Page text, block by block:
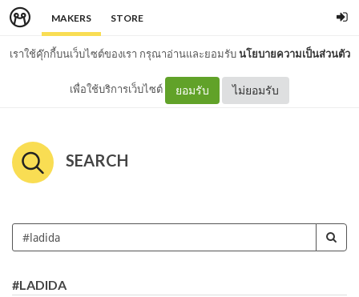
MAKERS STORE
เราใช้คุ๊กกี้บนเว็บไซต์ของเรา กรุณาอ่านและยอมรับนโยบายความเป็นส่วนตัว
เพื่อใช้บริการเว็บไซต์ ยอมรับ ไม่ยอมรับ
SEARCH
#LADIDA